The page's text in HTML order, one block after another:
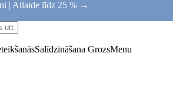
| Atlaide līdz 25 % →
Salīdzināšana GrozsMenu